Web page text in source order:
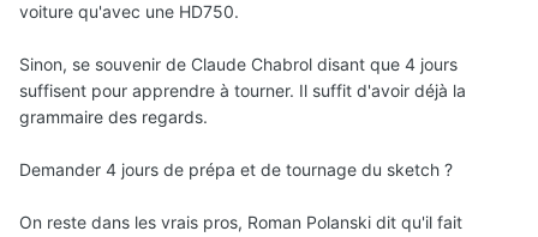
voiture qu'avec une HD750.
Sinon, se souvenir de Claude Chabrol disant que 4 jours
suffisent pour apprendre à tourner. Il suffit d'avoir déjà la
grammaire des regards.
Demander 4 jours de prépa et de tournage du sketch ?
On reste dans les vrais pros, Roman Polanski dit qu'il fait